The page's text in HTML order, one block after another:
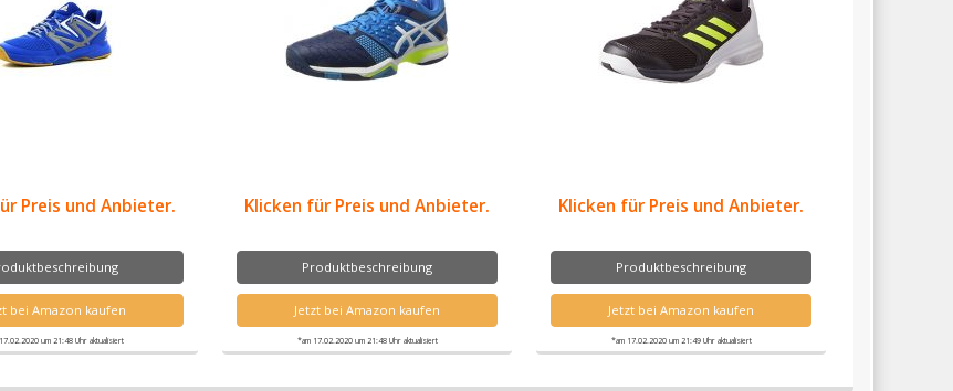
Preis und Anbieter.
bei Amazon kaufen
um 21:48 Uhr aktualisiert
Klicken für Preis und Anbieter.
Produktbeschreibung
Jetzt bei Amazon kaufen
*am 17.02.2020 um 21:48 Uhr aktualisiert
Klicken für Preis und Anbieter.
Produktbeschreibung
Jetzt bei Amazon kaufen
*am 17.02.2020 um 21:49 Uhr aktualisiert